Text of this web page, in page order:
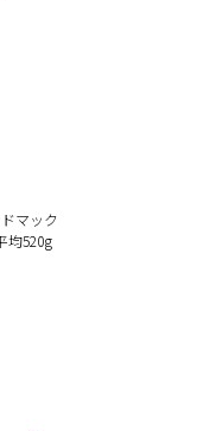
マック
均520g